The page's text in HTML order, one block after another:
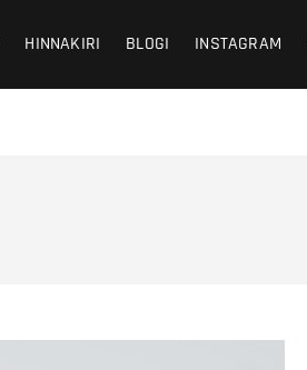
HINNAKIRI BLOGI INSTAGRAM